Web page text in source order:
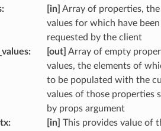
: [in] Array of properties,
values for which have been
requested by the client
: [out] Array of empty
values, the elements of
to be populated with the
values of those properties
by props argument
: [in] This provides value of